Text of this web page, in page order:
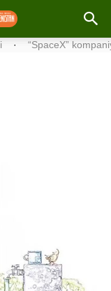
“SpaceX”